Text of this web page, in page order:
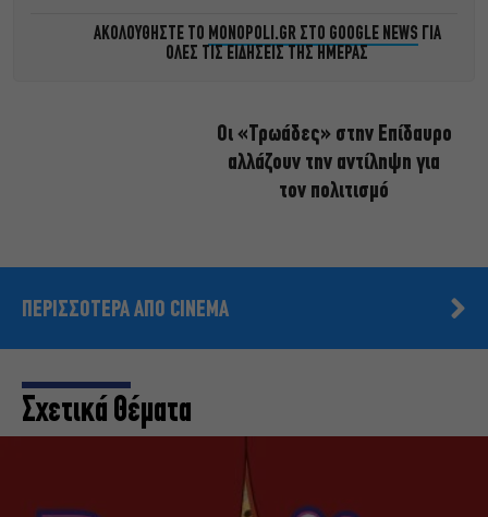
ΑΚΟΛΟΥΘΗΣΤΕ ΤΟ MONOPOLI.GR ΣΤΟ GOOGLE NEWS ΓΙΑ
ΟΛΕΣ ΤΙΣ ΕΙΔΗΣΕΙΣ ΤΗΣ ΗΜΕΡΑΣ
Οι «Τρωάδες» στην Επίδαυρο
αλλάζουν την αντίληψη για
τον πολιτισμό
ΠΕΡΙΣΣΟΤΕΡΑ ΑΠΟ CINEMA
Σχετικά Θέματα